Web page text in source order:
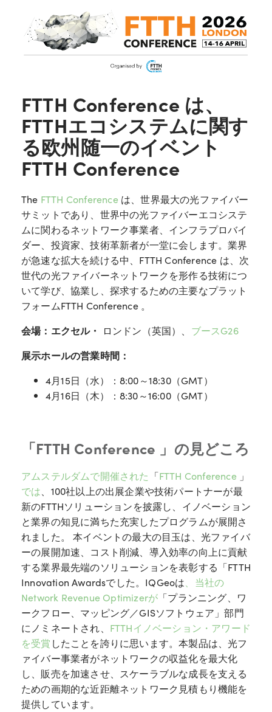
FTTH Conference は、
FTTHエコシステムに関す
る欧州随一のイベント
FTTH Conference
The FTTH Conferenceは、世界最大の光ファイバー
サミットであり、世界中の光ファイバーエコシステ
ムに関わるネットワーク事業者、インフラプロバイ
ダー、投資家、技術革新者が一堂に会します。業界
が急速な拡大を続ける中、FTTH Conference は、次
世代の光ファイバーネットワークを形作る技術につ
いて学び、協業し、探求するための主要なプラット
フォームFTTH Conference 。
会場：エクセル・
ロンドン（英国）、 ブースG26
展示ホールの営業時間：
4月15日（水）：8:00～18:30（GMT）
4月16日（木）：8:30～16:00（GMT）
「FTTH Conference 」の見どころ
アムステルダムで開催された 「FTTH Conference 」
では、100社以上の出展企業や技術パートナーが最
新のFTTHソリューションを披露し、イノベーション
と業界の知見に満ちた充実したプログラムが展開さ
れました。 本イベントの最大の目玉は、光ファイバ
ーの展開加速、コスト削減、導入効率の向上に貢献
する業界最先端のソリューションを表彰する「FTTH
Innovation Awardsでした。IQGeoは、当社の
Network Revenue Optimizerが 「プランニング、ワ
ークフロー、マッピング／GISソフトウェア」部門
にノミネートされ、 FTTHイノベーション・アワード
を受賞 したことを誇りに思います。本製品は、光フ
ァイバー事業者がネットワークの収益化を最大化
し、販売を加速させ、スケーラブルな成長を支える
ための画期的な近距離ネットワーク見積もり機能を
提供しています。